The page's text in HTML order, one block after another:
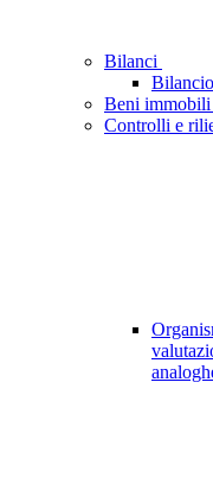
Bilanci
Beni immobili
Controlli e